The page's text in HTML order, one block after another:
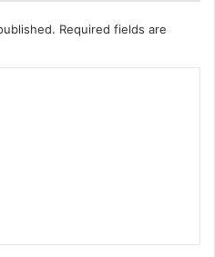
Required fields are